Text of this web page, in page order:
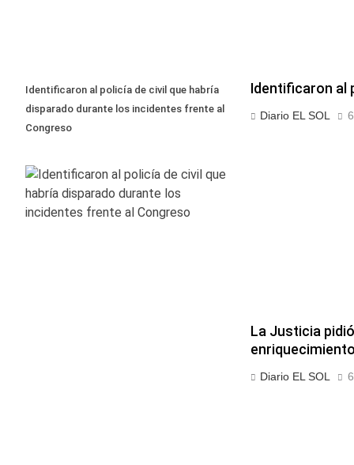
Identificaron al policía de civil que habría
disparado durante los incidentes frente al
Congreso
Identificaron al
Diario EL SOL
La Justicia
Diario EL SOL